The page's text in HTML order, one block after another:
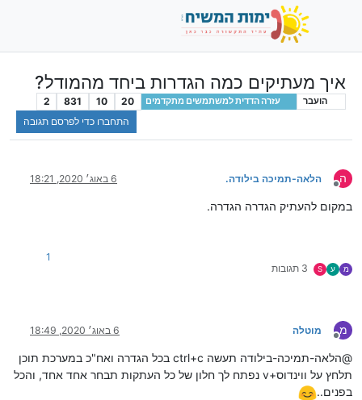
איך מעתיקים כמה הגדרות ביחד מהמודל?
הועבר עזרה הדדית למשתמשים מתקדמים 20
10
831
2
התחברו כדי לפרסם תגובה
ה
מנותק
הלאה-תמיכה בילודה. 6 באוג׳ 2020, 18:21
במקום להעתיק הגדרה הגדרה.
מ ע S 3 תגובות
1
מ
מנותק
מוטלה 6 באוג׳ 2020, 18:49
@הלאה-תמיכה-בילודה תעשה ctrl+c בכל הגדרה ואח"כ במערכת תוכן
תלחץ על ווינדוס+v נפתח לך חלון של כל העתקות תבחר אחד אחד, והכל
בפנים..